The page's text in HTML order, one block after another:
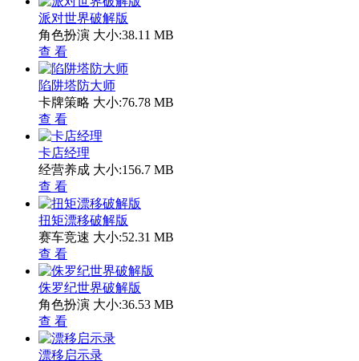
派对世界破解版
角色扮演 大小:38.11 MB
查 看
陷阱塔防大师
卡牌策略 大小:76.78 MB
查 看
卡店经理
经营养成 大小:156.7 MB
查 看
扭矩漂移破解版
赛车竞速 大小:52.31 MB
查 看
侏罗纪世界破解版
角色扮演 大小:36.53 MB
查 看
漂移启示录